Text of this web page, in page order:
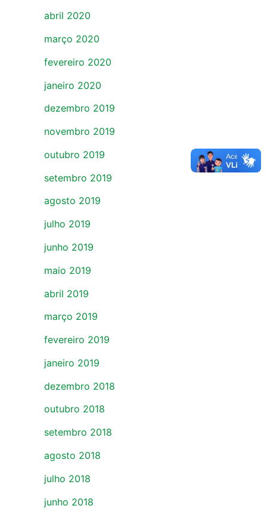
abril 2020
março 2020
fevereiro 2020
janeiro 2020
dezembro 2019
novembro 2019
outubro 2019
setembro 2019
agosto 2019
julho 2019
junho 2019
maio 2019
abril 2019
março 2019
fevereiro 2019
janeiro 2019
dezembro 2018
outubro 2018
setembro 2018
agosto 2018
julho 2018
junho 2018